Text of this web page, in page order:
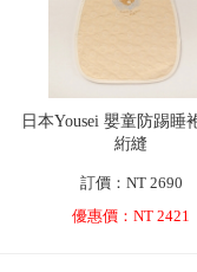
日本Yousei 嬰童防踢睡
絎縫
訂價：NT 2690
優惠價：NT 2421